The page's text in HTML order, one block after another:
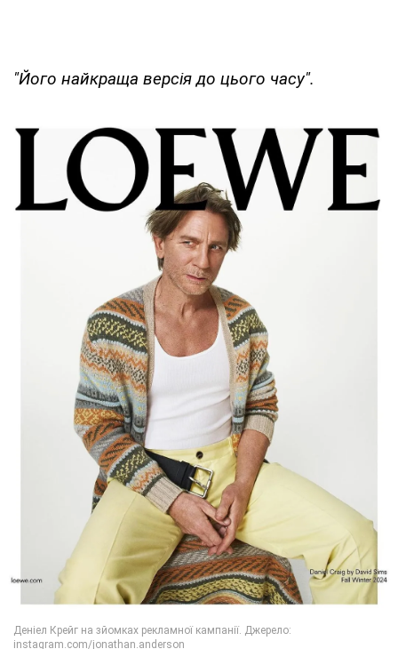
"Його найкраща версія до цього часу".